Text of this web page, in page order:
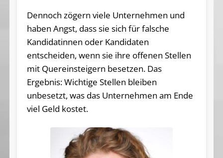
Dennoch zögern viele Unternehmen und
haben Angst, dass sie sich für falsche
Kandidatinnen oder Kandidaten
entscheiden, wenn sie ihre offenen Stellen
mit Quereinsteigern besetzen. Das
Ergebnis: Wichtige Stellen bleiben
unbesetzt, was das Unternehmen am Ende
viel Geld kostet.